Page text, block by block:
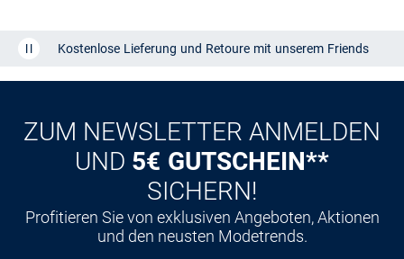
Kostenlose Lieferung und Retoure mit unserem Friends
CLUB
Kauf aufRechnung
ZUM NEWSLETTER ANMELDEN
UND 5€ GUTSCHEIN**
SICHERN!
Profitieren Sie von exklusiven Angeboten, Aktionen
und den neusten Modetrends.